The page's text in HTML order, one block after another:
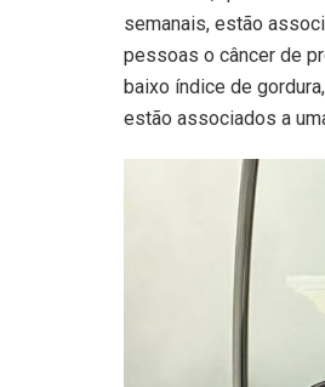
semanais, estão
pessoas o câncer de
baixo índice de
estão associados a